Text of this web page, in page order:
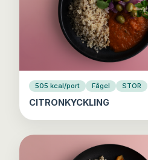
505 kcal/port Fågel STOR
CITRONKYCKLING